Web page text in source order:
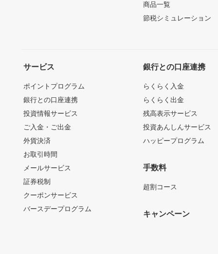
商品一覧
節税シミュレーション
サービス
ポイントプログラム
銀行との口座連携
投資情報サービス
ご入金・ご出金
外貨決済
お取引時間
メールサービス
証券税制
クーポンサービス
バースデープログラム
銀行との口座連携
らくらく入金
らくらく出金
残高表示サービス
投資あんしんサービス
ハッピープログラム
手数料
超割コース
キャンペーン